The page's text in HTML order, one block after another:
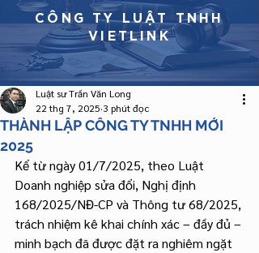
CÔNG TY LUẬT TNHH
VIETLINK
THÀNH LẬP CÔNG TY TNHH MỚI
2025
Luật sư Trần Văn Long
22 thg 7, 2025 3 phút đọc
Kể từ ngày 01/7/2025, theo Luật
Doanh nghiệp sửa đổi, Nghị định
168/2025/NĐ-CP và Thông tư 68/2025,
trách nhiệm kê khai chính xác – đầy đủ –
minh bạch đã được đặt ra nghiêm ngặt